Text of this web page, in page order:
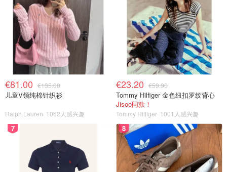
€81.00 €135.00
儿童V领纯棉针织衫
Ralph Lauren 1062人感兴趣
€23.20 €59.90
Tommy Hilfiger 金色纽扣罗纹背心
Jisoo同款！
Tommy Hilfiger 1001人感兴趣
7 8